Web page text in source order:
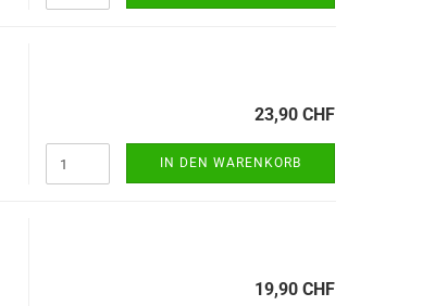
23,90 CHF
IN DEN WARENKORB
19,90 CHF